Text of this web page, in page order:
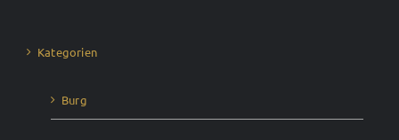
Kategorien
Burg